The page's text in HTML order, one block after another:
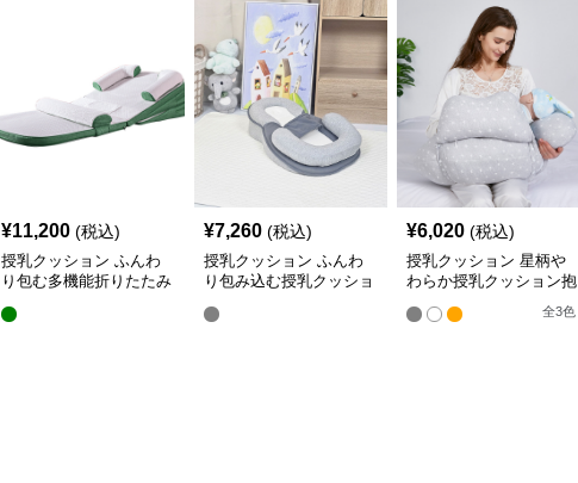
¥11,200 (税込)
授乳クッション ふんわ
り包む多機能折りたたみ
¥7,260 (税込)
授乳クッション ふんわ
り包み込む授乳クッショ
¥6,020 (税込)
授乳クッション 星柄や
わらか授乳クッション抱
き枕兼用多機能タイプ
全3色